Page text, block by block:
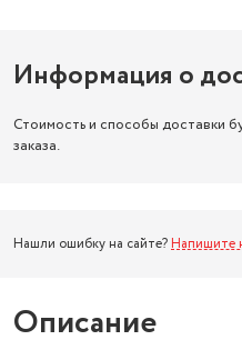
Информация о
Стоимость и способы доставки
заказа.
Нашли ошибку на сайте? Напишите
Описание